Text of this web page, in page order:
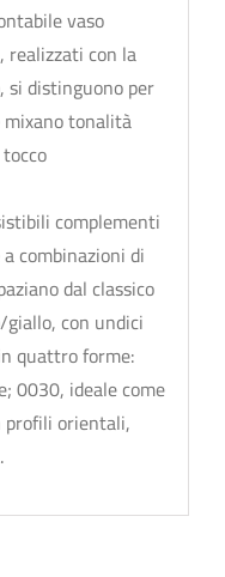
vaso
con la
si distinguono per
tonalità
complementi
combinazioni di
dal classico
con undici
quattro forme:
0030, ideale come
profili orientali,